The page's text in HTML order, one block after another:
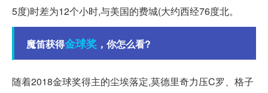
5度)时差为12个小时,与美国的费城(大约西经76度北。
魔笛获得金球奖 ，你怎么看?
随着2018金球奖得主的尘埃落定,莫德里奇力压C罗、格子